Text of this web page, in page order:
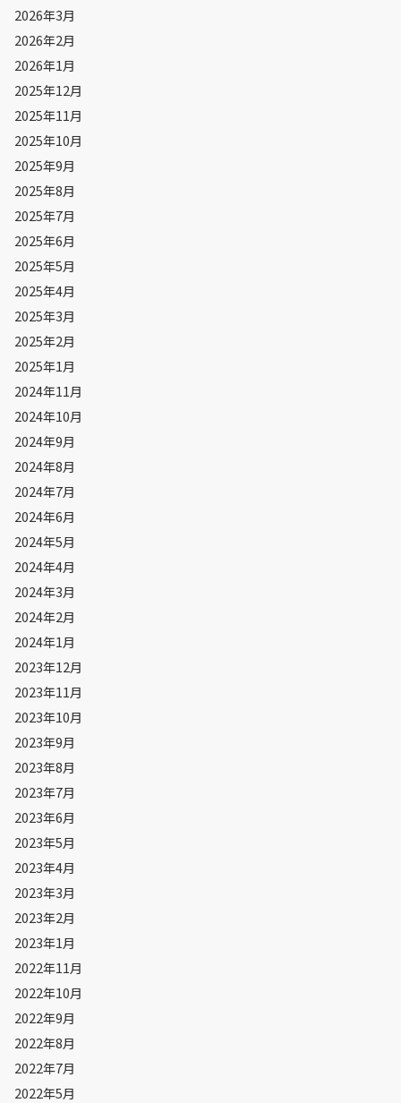
2026年3月
2026年2月
2026年1月
2025年12月
2025年11月
2025年10月
2025年9月
2025年8月
2025年7月
2025年6月
2025年5月
2025年4月
2025年3月
2025年2月
2025年1月
2024年11月
2024年10月
2024年9月
2024年8月
2024年7月
2024年6月
2024年5月
2024年4月
2024年3月
2024年2月
2024年1月
2023年12月
2023年11月
2023年10月
2023年9月
2023年8月
2023年7月
2023年6月
2023年5月
2023年4月
2023年3月
2023年2月
2023年1月
2022年11月
2022年10月
2022年9月
2022年8月
2022年7月
2022年5月